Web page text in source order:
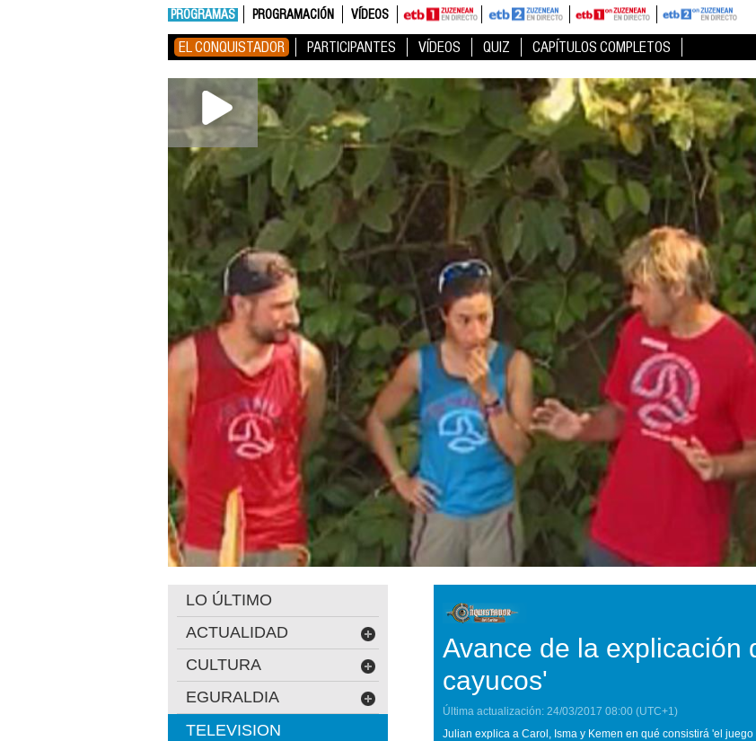
PROGRAMAS PROGRAMACIÓN VÍDEOS
EL CONQUISTADOR PARTICIPANTES VÍDEOS QUIZ CAPÍTULOS COMPLETOS
Avance de la explicación
cayucos'
Última actualización: 24/03/2017 08:00 (UTC+1)
Julian explica a Carol, Isma y Kemen en qué consistirá 'el
LO ÚLTIMO
ACTUALIDAD
CULTURA
EGURALDIA
TELEVISION